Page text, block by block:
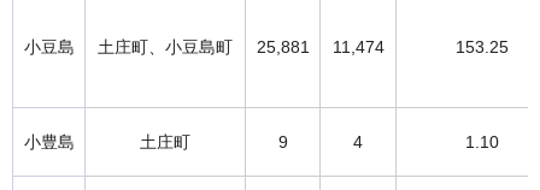
小豆島 土庄町、小豆島町 25,881 11,474 153.25
小豊島 土庄町 9 4 1.10